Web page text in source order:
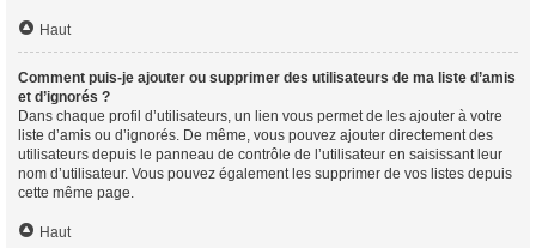
Haut
Comment puis-je ajouter ou supprimer des utilisateurs de ma liste d’amis
et d’ignorés ?
Dans chaque profil d’utilisateurs, un lien vous permet de les ajouter à votre
liste d’amis ou d’ignorés. De même, vous pouvez ajouter directement des
utilisateurs depuis le panneau de contrôle de l’utilisateur en saisissant leur
nom d’utilisateur. Vous pouvez également les supprimer de vos listes depuis
cette même page.
Haut